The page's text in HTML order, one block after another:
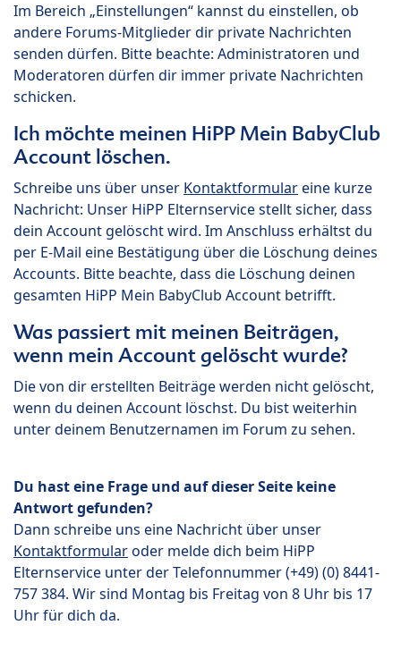
Im Bereich „Einstellungen“ kannst du einstellen, ob
andere Forums-Mitglieder dir private Nachrichten
senden dürfen. Bitte beachte: Administratoren und
Moderatoren dürfen dir immer private Nachrichten
schicken.
Ich möchte meinen HiPP Mein BabyClub
Account löschen.
Schreibe uns über unser Kontaktformulareine kurze
Nachricht: Unser HiPP Elternservice stellt sicher, dass
dein Account gelöscht wird. Im Anschluss erhältst du
per E-Mail eine Bestätigung über die Löschung deines
Accounts. Bitte beachte, dass die Löschung deinen
gesamten HiPP Mein BabyClub Account betrifft.
Was passiert mit meinen Beiträgen,
wenn mein Account gelöscht wurde?
Die von dir erstellten Beiträge werden nicht gelöscht,
wenn du deinen Account löschst. Du bist weiterhin
unter deinem Benutzernamen im Forum zu sehen.
Du hast eine Frage und auf dieser Seite keine
Antwort gefunden?
Dann schreibe uns eine Nachricht über unser
Kontaktformularoder melde dich beim HiPP
Elternservice unter der Telefonnummer (+49) (0) 8441-
757 384. Wir sind Montag bis Freitag von 8 Uhr bis 17
Uhr für dich da.